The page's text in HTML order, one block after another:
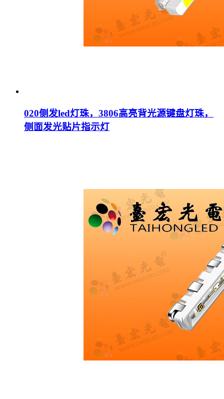
020侧发led灯珠，3806高亮背光源键盘灯珠，
侧面发光贴片指示灯